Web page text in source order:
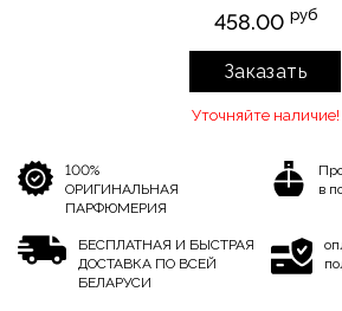
458.00 руб
Заказать
Уточняйте наличие!
100%
ОРИГИНАЛЬНАЯ
ПАРФЮМЕРИЯ
в
БЕСПЛАТНАЯ И БЫСТРАЯ
ДОСТАВКА ПО ВСЕЙ
БЕЛАРУСИ